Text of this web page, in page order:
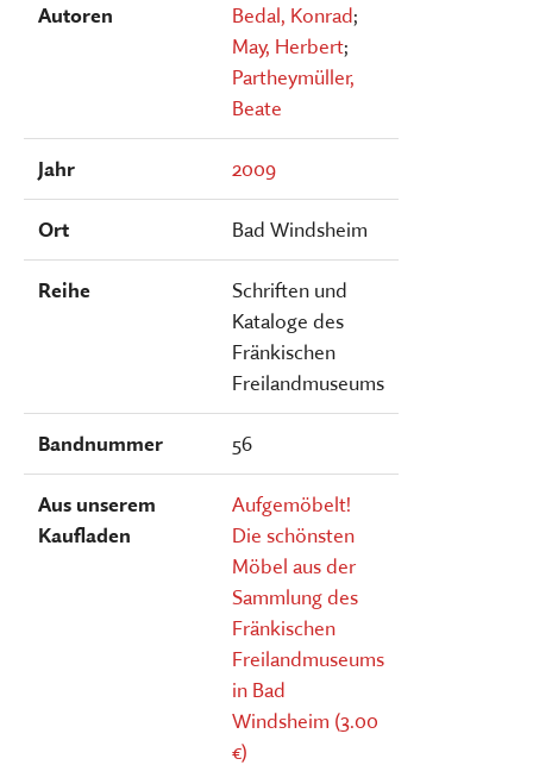
Autoren Bedal, Konrad;
May, Herbert;
Partheymüller,
Beate
Jahr 2009
Ort Bad Windsheim
Reihe
Schriften und
Kataloge des
Fränkischen
Freilandmuseums
Bandnummer 56
Aus unserem
Kaufladen
Aufgemöbelt!
Die schönsten
Möbel aus der
Sammlung des
Fränkischen
Freilandmuseums
in Bad
Windsheim (3.00
€)